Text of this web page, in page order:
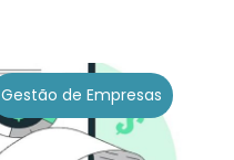
Gestão de Empresas